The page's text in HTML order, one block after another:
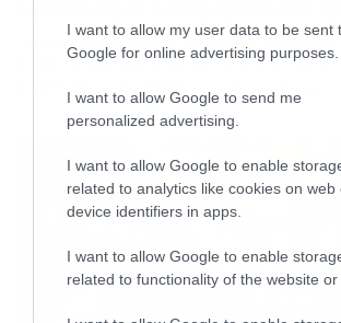
I want to allow my user data to be sent
Google for online advertising purposes.
I want to allow Google to send me
personalized advertising.
I want to allow Google to enable
related to analytics like cookies on web
device identifiers in apps.
I want to allow Google to enable
related to functionality of the website or
Συνεχίζουν σήμερα Πέμπτη, για
κινητοποιήσεις τους, με νέα στάση
έως 16:00, οι εργαζόμενοι σε λεωφορεία
ζητώντας ασφαλείς και ποιοτικές
μεταφορές. Τα τελευταία δρομολόγια
αναχωρήσουν από τις αφετηρίες από
η αποκατάσταση της κυκλοφορίας
17:00. Κανονικά θα κινούνται […]